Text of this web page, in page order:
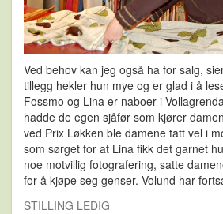
Ved behov kan jeg også ha for salg,
tillegg hekler hun mye og er glad i å
Fossmo og Lina er naboer i
hadde de egen sjåfør som kjører
ved Prix Løkken ble damene tatt vel i
som sørget for at Lina fikk det garnet
noe motvillig fotografering, satte
for å kjøpe seg genser. Volund har
STILLING LEDIG